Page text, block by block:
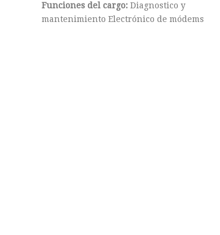
Funciones del cargo: Diagnostico y
mantenimiento Electrónico de módems